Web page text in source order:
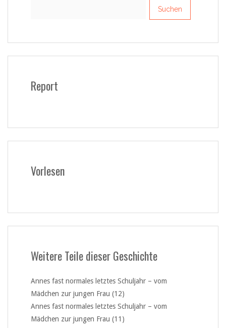
Report
Vorlesen
Weitere Teile dieser Geschichte
Annes fast normales letztes Schuljahr – vom
Mädchen zur jungen Frau (12)
Annes fast normales letztes Schuljahr – vom
Mädchen zur jungen Frau (11)